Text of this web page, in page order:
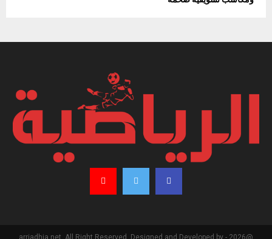
@2026 - arriadhia.net. All Right Reserved. Designed and Developed by